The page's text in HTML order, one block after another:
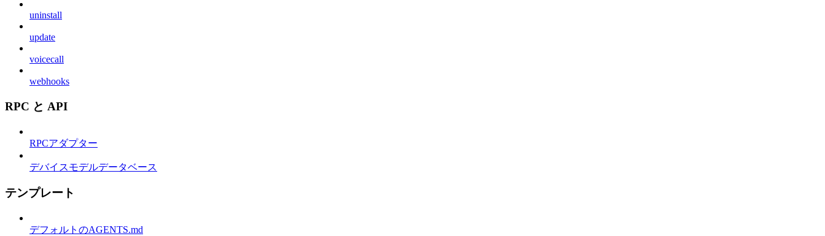
uninstall
update
voicecall
webhooks
RPC と API
RPCアダプター
デバイスモデルデータベース
テンプレート
デフォルトのAGENTS.md